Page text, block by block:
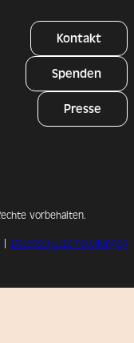
Kontakt
Spenden
Presse
vorbehalten.
| Datenschutzeinstellungen